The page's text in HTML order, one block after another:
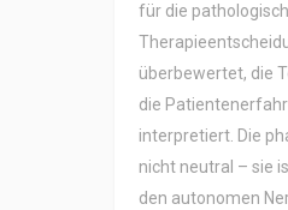
für die
überbewertet, die
die
interpretiert. Die
nicht neutral – sie
den autonomen